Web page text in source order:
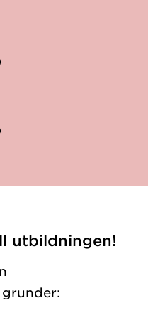
utbildningen!